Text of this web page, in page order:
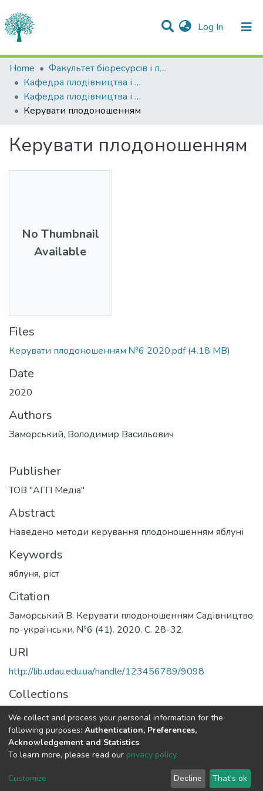
Log In (current)
Statistics
Communities & Collections
All of DSpace
Home
Факультет біоресурсів і природокористування
Кафедра плодівництва і виноградарства
Кафедра плодівництва і виноградарства
Керувати плодоношенням
Керувати плодоношенням
No Thumbnail
Available
Files
Керувати плодоношенням №6 2020.pdf (4.18 MB)
Date
2020
Authors
Заморський, Володимир Васильович
Publisher
ТОВ "АГП Медіа"
Abstract
Наведено методи керування плодоношенням яблуні
Keywords
яблуня, ріст
Citation
Заморський В. Керувати плодоношенням Садівництво
по-українськи. №6 (41). 2020. С. 28-32.
URI
http://lib.udau.edu.ua/handle/123456789/9098
Collections
Кафедра плодівництва і виноградарства
Full item page
DSpace software copyright © 2002-2026 LYRASIS
Send Feedback
We collect and process your personal information for the
following purposes: Authentication, Preferences,
Acknowledgement and Statistics.
To learn more, please read our privacy policy.
Customize Decline That's ok